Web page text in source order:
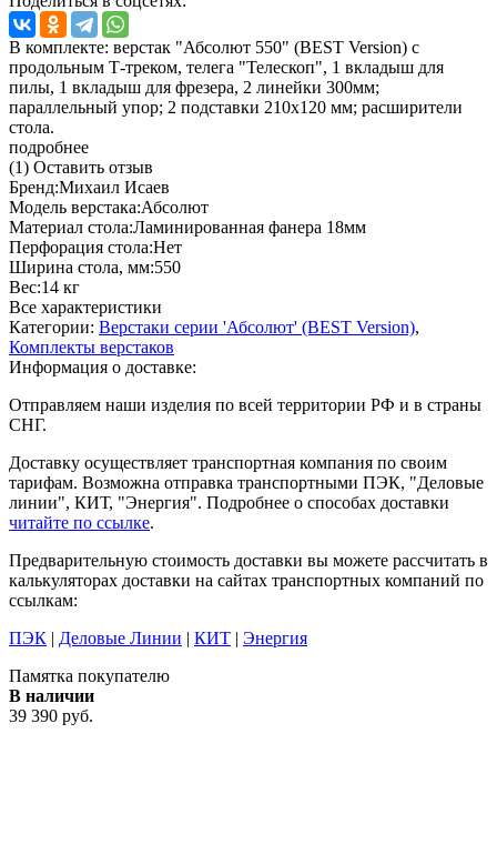
В комплекте: верстак "Абсолют 550" (BEST Version) с
продольным Т-треком, телега "Телескоп", 1 вкладыш для
пилы, 1 вкладыш для фрезера, 2 линейки 300мм;
параллельный упор; 2 подставки 210х120 мм; расширители
стола.
подробнее
(1) Оставить отзыв
Бренд:Михаил Исаев
Модель верстака:Абсолют
Материал стола:Ламинированная фанера 18мм
Перфорация стола:Нет
Ширина стола, мм:550
Вес:14 кг
Все характеристики
Категории: Верстаки серии 'Абсолют' (BEST Version),
Комплекты верстаков
Информация о доставке:
Отправляем наши изделия по всей территории РФ и в страны
СНГ.
Доставку осуществляет транспортная компания по своим
тарифам. Возможна отправка транспортными ПЭК, "Деловые
линии", КИТ, "Энергия". Подробнее о способах доставки
читайте по ссылке.
Предварительную стоимость доставки вы можете рассчитать в
калькуляторах доставки на сайтах транспортных компаний по
ссылкам:
ПЭК | Деловые Линии | КИТ | Энергия
Памятка покупателю
В наличии
39 390 руб.